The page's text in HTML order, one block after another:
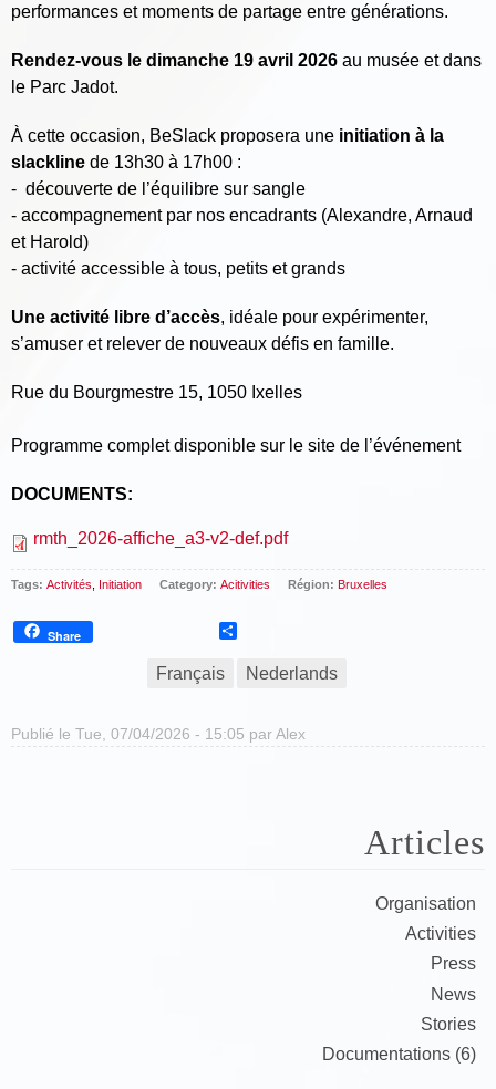
performances et moments de partage entre générations.
Rendez-vous le dimanche 19 avril 2026 au musée et dans
le Parc Jadot.
À cette occasion, BeSlack proposera une initiation à la
slackline de 13h30 à 17h00 :
- découverte de l’équilibre sur sangle
- accompagnement par nos encadrants (Alexandre, Arnaud
et Harold)
- activité accessible à tous, petits et grands
Une activité libre d’accès, idéale pour expérimenter,
s’amuser et relever de nouveaux défis en famille.
Rue du Bourgmestre 15, 1050 Ixelles
Programme complet disponible sur le site de l’événement
DOCUMENTS:
rmth_2026-affiche_a3-v2-def.pdf
Tags: Activités Initiation Category: Acitivities Région: Bruxelles
Share
Français Nederlands
Publié le Tue, 07/04/2026 - 15:05 parAlex
Articles
Organisation
Activities
Press
News
Stories
Documentations (6)